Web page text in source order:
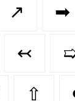
↗️ ➡
↢
⇧